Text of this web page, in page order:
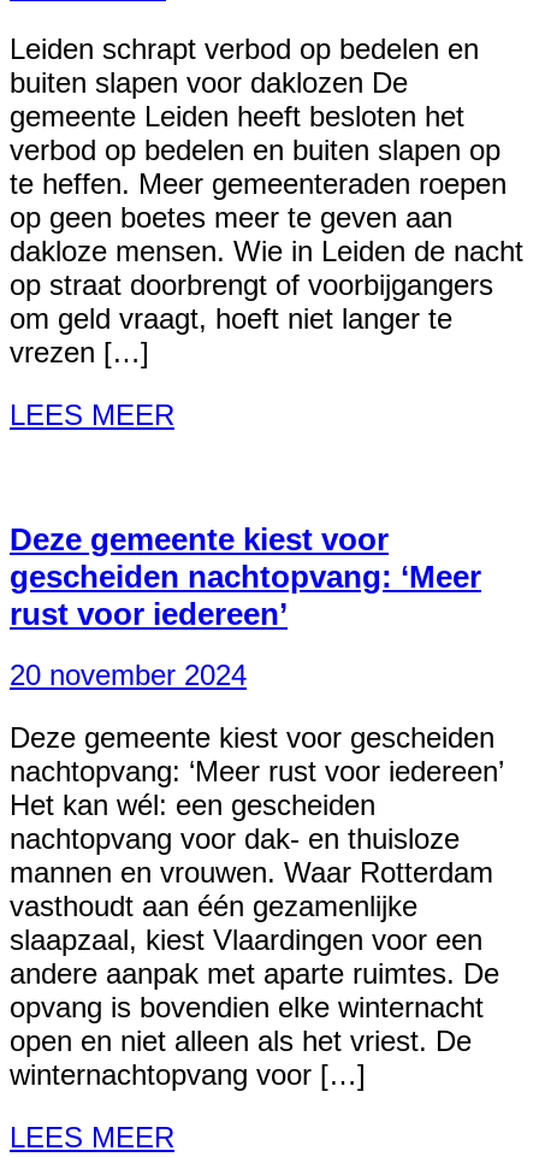
Leiden schrapt verbod op bedelen en
buiten slapen voor daklozen De
gemeente Leiden heeft besloten het
verbod op bedelen en buiten slapen op
te heffen. Meer gemeenteraden roepen
op geen boetes meer te geven aan
dakloze mensen. Wie in Leiden de nacht
op straat doorbrengt of voorbijgangers
om geld vraagt, hoeft niet langer te
vrezen […]
LEES MEER
Deze gemeente kiest voor
gescheiden nachtopvang: ‘Meer
rust voor iedereen’
20 november 2024
Deze gemeente kiest voor gescheiden
nachtopvang: ‘Meer rust voor iedereen’
Het kan wél: een gescheiden
nachtopvang voor dak- en thuisloze
mannen en vrouwen. Waar Rotterdam
vasthoudt aan één gezamenlijke
slaapzaal, kiest Vlaardingen voor een
andere aanpak met aparte ruimtes. De
opvang is bovendien elke winternacht
open en niet alleen als het vriest. De
winternachtopvang voor […]
LEES MEER